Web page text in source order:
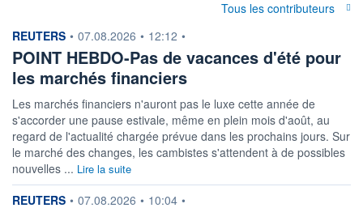
OUVERTURE
0,0000
CLÔTURE VEILLE
0,0000
+ HAUT
0,0000
+ BAS
COTATION SPÉCIFIQUE
Tous les contributeurs
information fournie par
REUTERS • 07.08.2026 • 12:12 •
POINT HEBDO-Pas de vacances d'été pour
les marchés financiers
Les marchés financiers n'auront pas le luxe cette année de
s'accorder une pause estivale, même en plein mois d'août, au
regard de l'actualité chargée prévue dans les prochains jours. Sur
le marché des changes, les cambistes s'attendent à de possibles
nouvelles ... Lire la suite
information fournie par
REUTERS • 07.08.2026 • 10:04 •